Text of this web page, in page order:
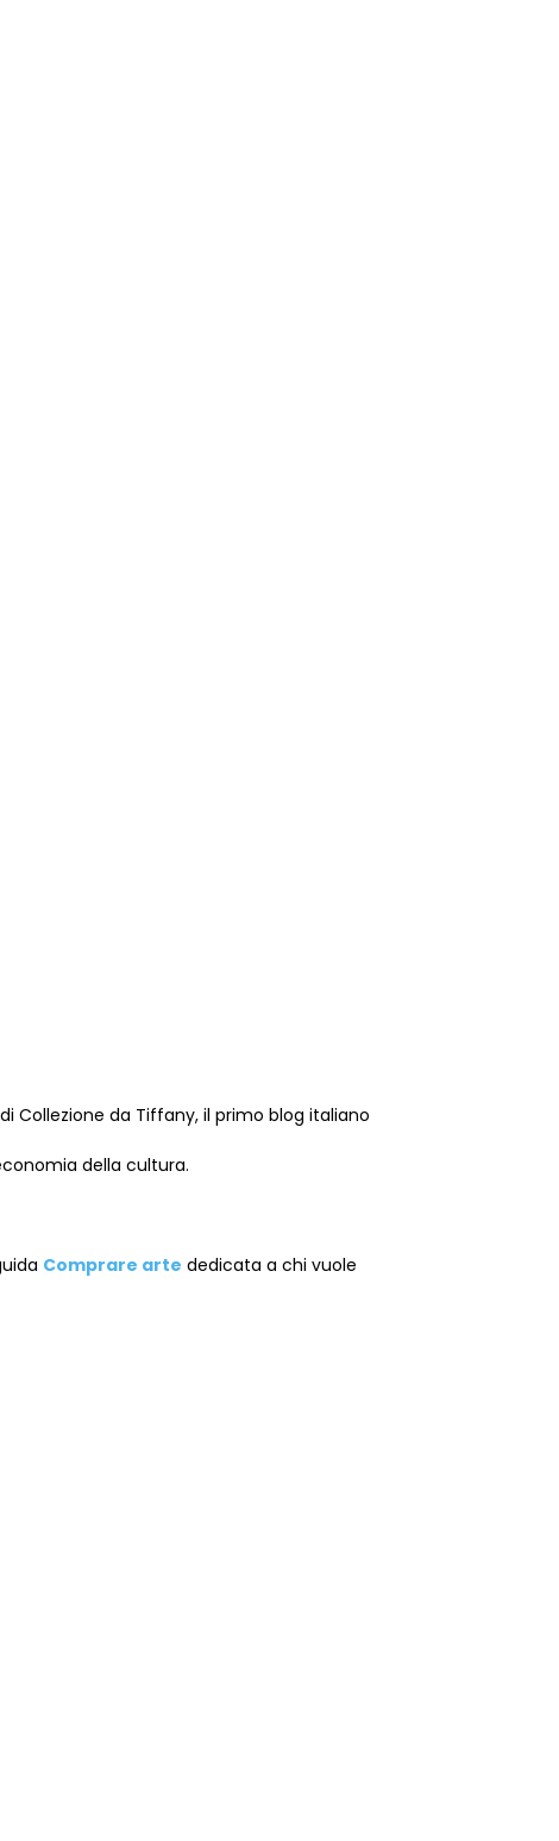
Collezione da Tiffany, il primo blog italiano
della cultura.
Comprare arte dedicata a chi vuole